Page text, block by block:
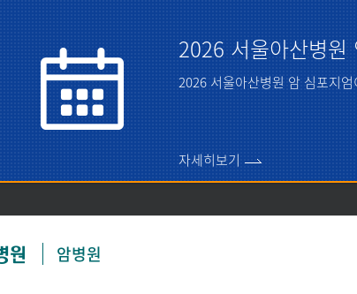
2026 서울아산병원
2026 서울아산병원 암 심포지
자세히보기
암병원